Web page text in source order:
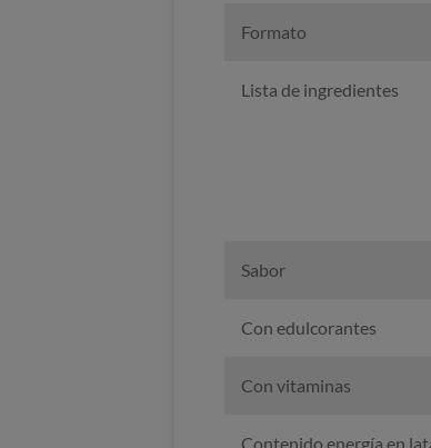
Formato
Lista de ingredientes
Sabor
Con edulcorantes
Con vitaminas
Contenido energía en